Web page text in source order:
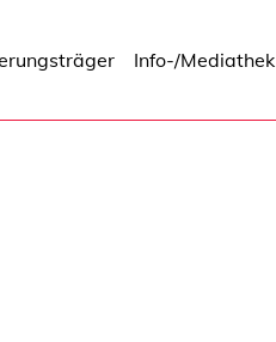
Info-/Mediathek